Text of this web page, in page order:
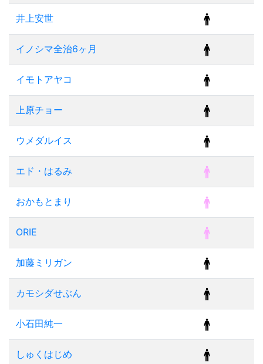
井上安世
イノシマ全治6ヶ月
イモトアヤコ
上原チョー
ウメダルイス
エド・はるみ
おかもとまり
ORIE
加藤ミリガン
カモシダせぶん
小石田純一
しゅくはじめ